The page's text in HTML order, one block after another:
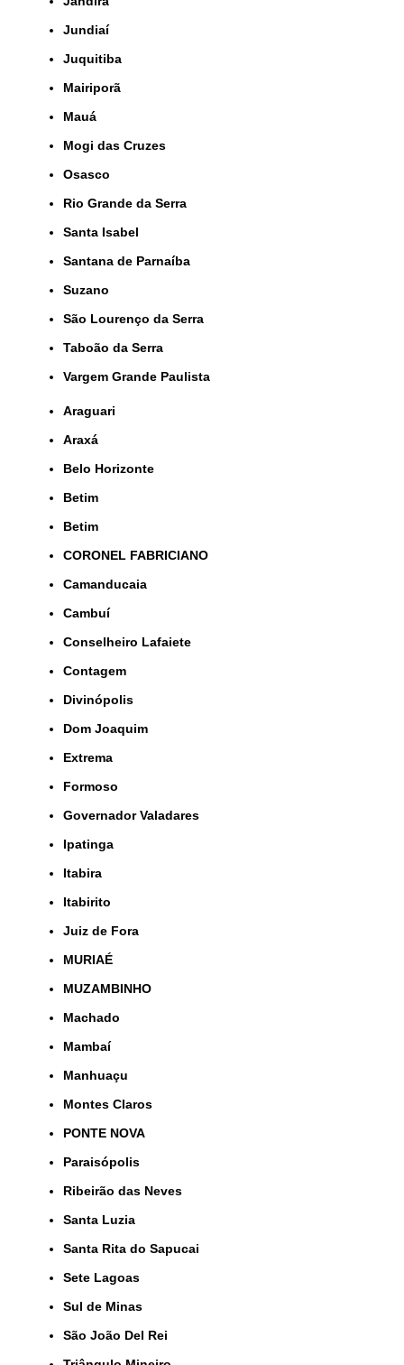
Jundiaí
Juquitiba
Mairiporã
Mauá
Mogi das Cruzes
Osasco
Rio Grande da Serra
Santa Isabel
Santana de Parnaíba
Suzano
São Lourenço da Serra
Taboão da Serra
Vargem Grande Paulista
Araguari
Araxá
Belo Horizonte
Betim
Betim
CORONEL FABRICIANO
Camanducaia
Cambuí
Conselheiro Lafaiete
Contagem
Divinópolis
Dom Joaquim
Extrema
Formoso
Governador Valadares
Ipatinga
Itabira
Itabirito
Juiz de Fora
MURIAÉ
MUZAMBINHO
Machado
Mambaí
Manhuaçu
Montes Claros
PONTE NOVA
Paraisópolis
Ribeirão das Neves
Santa Luzia
Santa Rita do Sapucai
Sete Lagoas
Sul de Minas
São João Del Rei